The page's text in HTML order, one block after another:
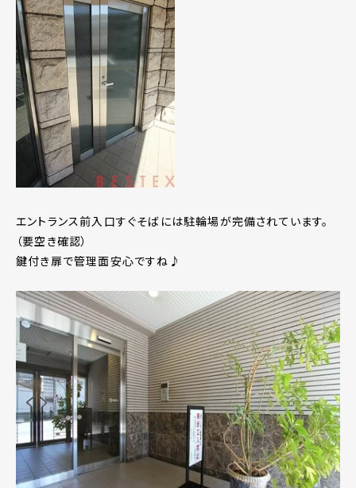
エントランス前入口すぐそばには駐輪場が完備されています。
（要空き確認）
鍵付き扉で管理面安心ですね♪